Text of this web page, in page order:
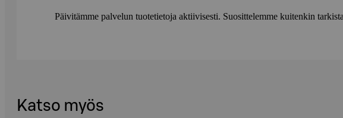
Päivitämme palvelun tuotetietoja aktiivisesti. Suosittelemme kuitenkin
Katso myös